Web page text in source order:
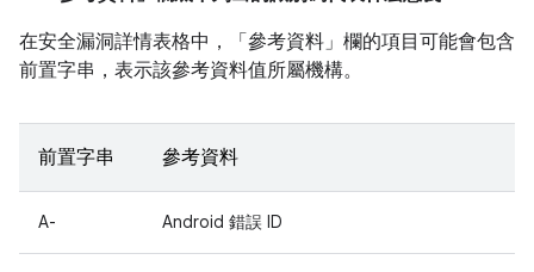
在安全漏洞詳情表格中，「參考資料」 欄的項目可能會包含
前置字串，表示該參考資料值所屬機構。
前置字串 參考資料
A- Android 錯誤 ID